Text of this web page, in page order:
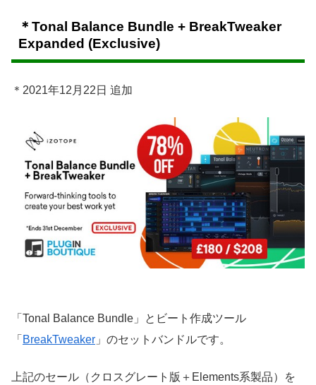
＊Tonal Balance Bundle + BreakTweaker
Expanded (Exclusive)
＊2021年12月22日 追加
「Tonal Balance Bundle」とビート作成ツール
「 BreakTweaker 」のセットバンドルです。
上記のセール（クロスグレート版＋Elements系製品）を